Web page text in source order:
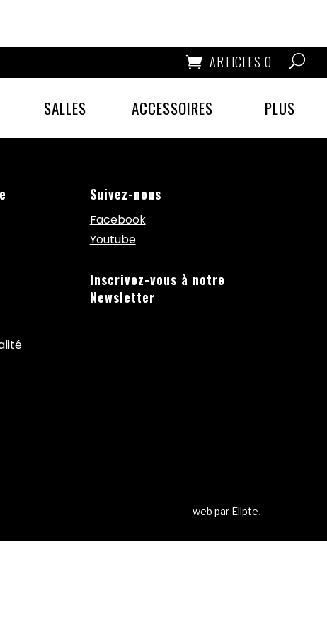
ARTICLES 0
SALLES ACCESSOIRES PLUS
Suivez-nous
Facebook
Youtube
Inscrivez-vous à notre
Newsletter
web par Elipte.